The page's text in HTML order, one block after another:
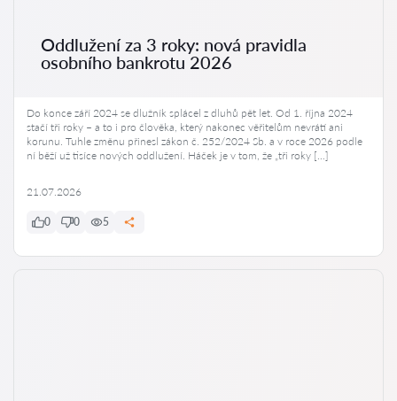
Oddlužení za 3 roky: nová pravidla
osobního bankrotu 2026
Do konce září 2024 se dlužník splácel z dluhů pět let. Od 1. října 2024
stačí tři roky – a to i pro člověka, který nakonec věřitelům nevrátí ani
korunu. Tuhle změnu přinesl zákon č. 252/2024 Sb. a v roce 2026 podle
ní běží už tisíce nových oddlužení. Háček je v tom, že „tři roky […]
21.07.2026
0 0 5